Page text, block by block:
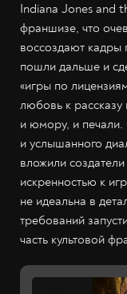
Indiana Jones and
франшизе, что
воссоздают
пошли дальше и
«игры по
любовь к рассказу
и юмору, и печали.
и услышанного
вложили
искренностью к
не идеальна в
требований
часть культовой